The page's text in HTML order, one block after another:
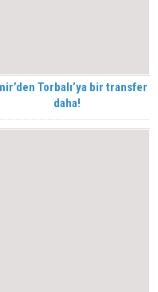
Torbalı’ya bir transfer
daha!